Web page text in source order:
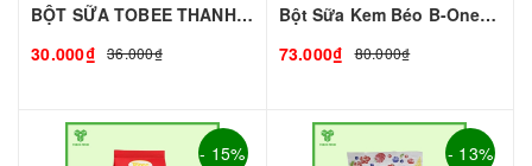
BỘT SỮA TOBEE THANH VỊ - 300g - TOBEE FOOD | Bột Sữa làm Trà Sữa - TOBEE FOOD
30.000₫ 36.000₫
Bột Sữa Kem Béo B-One 1Kg I Nguyên Liệu Pha Chế - Tobee Food
73.000₫
80.000₫
- 15% - 13%